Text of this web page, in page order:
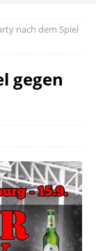
nach dem Spiel
gegen